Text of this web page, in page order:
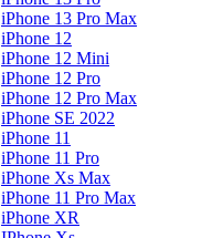
iPhone 13 Pro Max
iPhone 12
iPhone 12 Mini
iPhone 12 Pro
iPhone 12 Pro Max
iPhone SE 2022
iPhone 11
iPhone 11 Pro
iPhone Xs Max
iPhone 11 Pro Max
iPhone XR